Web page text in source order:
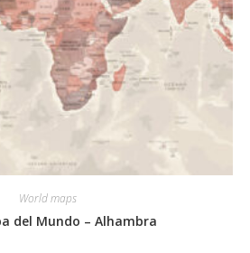
World maps
del Mundo – Alhambra